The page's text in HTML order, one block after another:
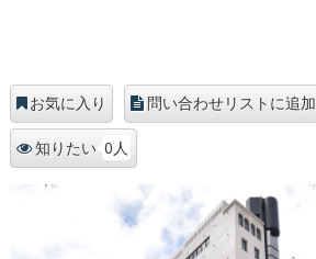
お気に入り 問い合わせリストに追加
知りたい 0人